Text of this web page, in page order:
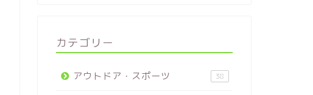
カテゴリー
アウトドア・スポーツ 38